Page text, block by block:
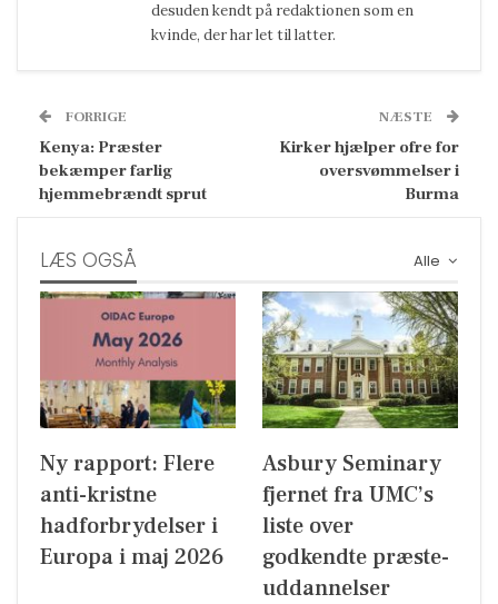
desuden kendt på redaktionen som en
kvinde, der har let til latter.
FORRIGE
Kenya: Præster
bekæmper farlig
hjemmebrændt sprut
NÆSTE
Kirker hjælper ofre for
oversvømmelser i
Burma
Alle
LÆS OGSÅ
Ny rapport: Flere
anti-kristne
hadforbrydelser i
Europa i maj 2026
Asbury Seminary
fjernet fra UMC’s
liste over
godkendte præste-
uddannelser